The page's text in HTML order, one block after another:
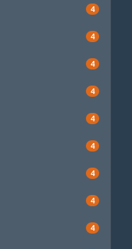
4
4
4
4
4
4
4
4
4